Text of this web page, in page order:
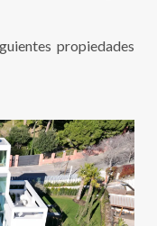
propiedades